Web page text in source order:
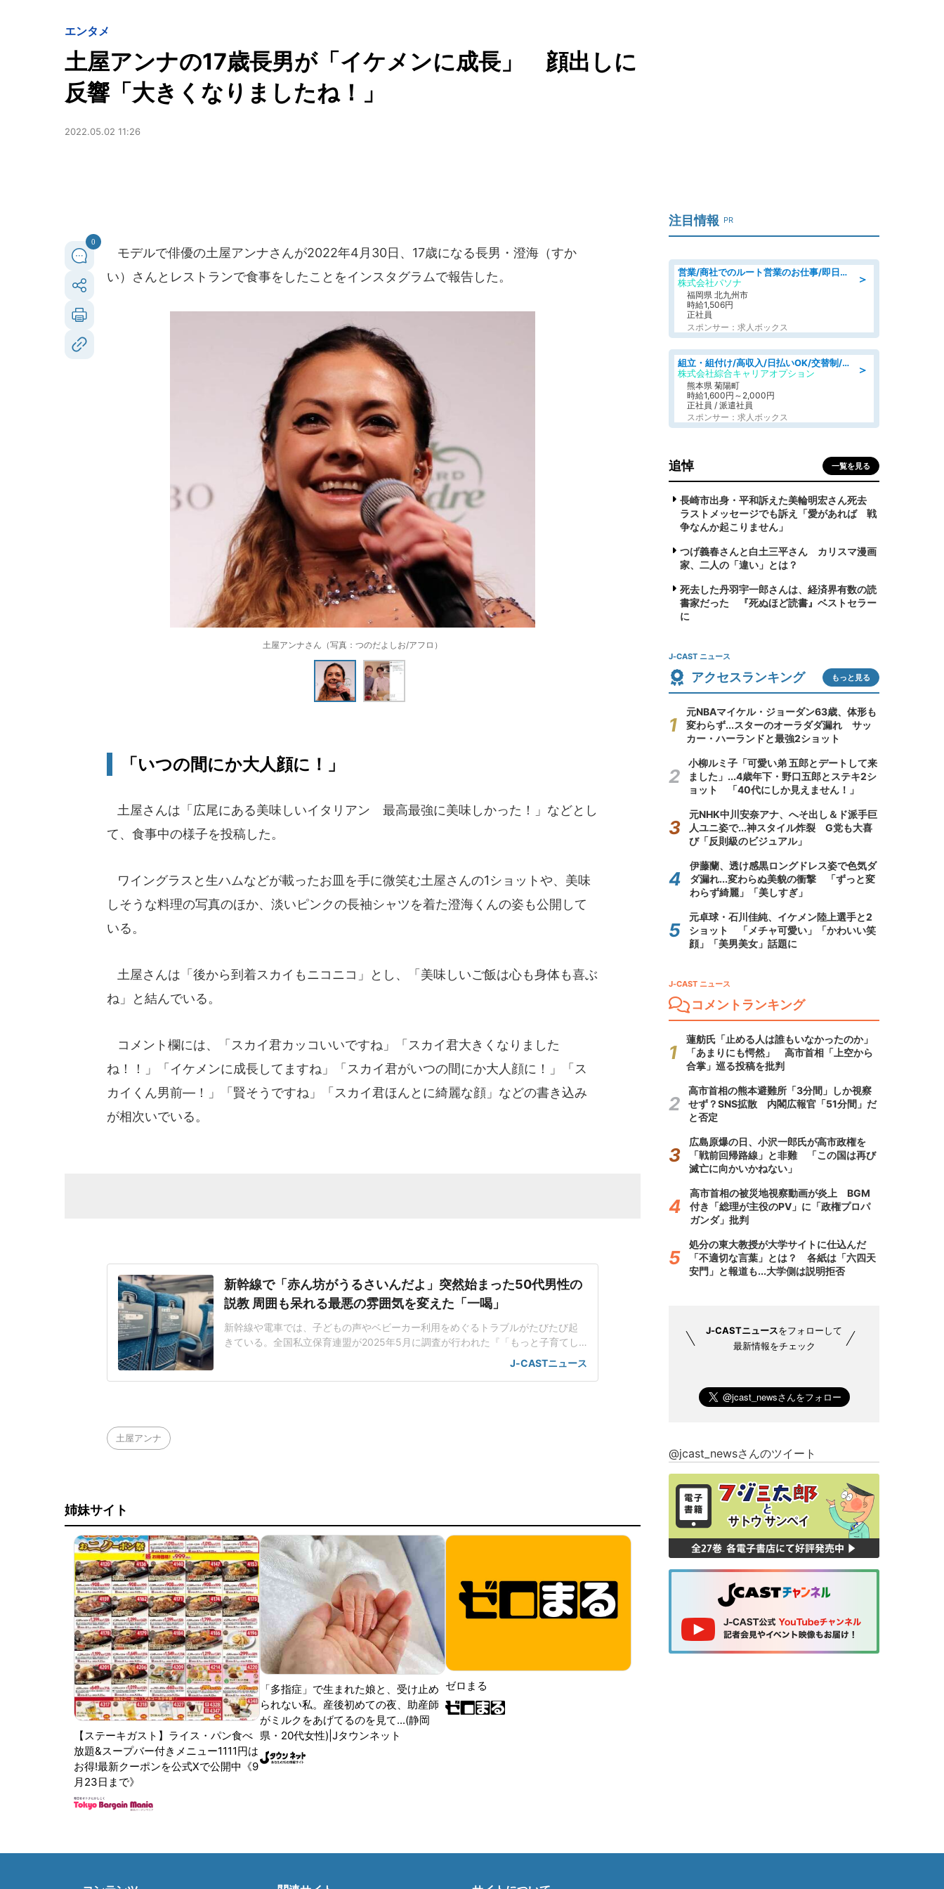
エンタメ
土屋アンナの17歳長男が「イケメンに成長」 顔出しに
反響「大きくなりましたね！」
2022.05.02 11:26
0
モデルで俳優の土屋アンナさんが2022年4月30日、17歳になる長男・澄海（すか
い）さんとレストランで食事をしたことをインスタグラムで報告した。
土屋アンナさん（写真：つのだよしお/アフロ）
「いつの間にか大人顔に！」
土屋さんは「広尾にある美味しいイタリアン 最高最強に美味しかった！」などとし
て、食事中の様子を投稿した。
ワイングラスと生ハムなどが載ったお皿を手に微笑む土屋さんの1ショットや、美味
しそうな料理の写真のほか、淡いピンクの長袖シャツを着た澄海くんの姿も公開して
いる。
土屋さんは「後から到着スカイもニコニコ」とし、「美味しいご飯は心も身体も喜ぶ
ね」と結んでいる。
コメント欄には、「スカイ君カッコいいですね」「スカイ君大きくなりました
ね！！」「イケメンに成長してますね」「スカイ君がいつの間にか大人顔に！」「ス
カイくん男前―！」「賢そうですね」「スカイ君ほんとに綺麗な顔」などの書き込み
が相次いでいる。
新幹線で「赤ん坊がうるさいんだよ」突然始まった50代男性の
説教 周囲も呆れる最悪の雰囲気を変えた「一喝」
新幹線や電車では、子どもの声やベビーカー利用をめぐるトラブルがたびたび起
きている。全国私立保育連盟が2025年5月に調査が行われた『「もっと子育てし
やすい社会へ」アンケート2025』の結果には、「外食、電車、公共の場での子ど
もの泣き声・騒ぎへの冷たい視線や苦情に心が疲弊」「電車の座席やエレベータ
J-CASTニュース
土屋アンナ
姉妹サイト
【ステーキガスト】ライス・パン食べ
放題&スープバー付きメニュー1111円は
お得!最新クーポンを公式Xで公開中《9
月23日まで》
「多指症」で生まれた娘と、受け止め
られない私。産後初めての夜、助産師
がミルクをあげてるのを見て...(静岡
県・20代女性)|Jタウンネット
ゼロまる
注目情報 PR
＞
営業/商社でのルート営業のお仕事/即日勤務可/車通勤可/営業
株式会社パソナ
福岡県 北九州市
時給1,506円
正社員
スポンサー：求人ボックス
＞
組立・組付け/高収入/日払いOK/交替制/20・30・40代活躍中/製造 工場
株式会社綜合キャリアオプション
熊本県 菊陽町
時給1,600円～2,000円
正社員 / 派遣社員
スポンサー：求人ボックス
追悼 一覧を見る
長崎市出身・平和訴えた美輪明宏さん死去
ラストメッセージでも訴え「愛があれば 戦
争なんか起こりません」
つげ義春さんと白土三平さん カリスマ漫画
家、二人の「違い」とは？
死去した丹羽宇一郎さんは、経済界有数の読
書家だった 『死ぬほど読書』ベストセラー
に
J-CAST ニュース
アクセスランキング もっと見る
元NBAマイケル・ジョーダン63歳、体形も
変わらず...スターのオーラダダ漏れ サッ
カー・ハーランドと最強2ショット
小柳ルミ子「可愛い弟 五郎とデートして来
ました」...4歳年下・野口五郎とステキ2シ
ョット 「40代にしか見えません！」
元NHK中川安奈アナ、へそ出し＆ド派手巨
人ユニ姿で...神スタイル炸裂 G党も大喜
び「反則級のビジュアル」
伊藤蘭、透け感黒ロングドレス姿で色気ダ
ダ漏れ...変わらぬ美貌の衝撃 「ずっと変
わらず綺麗」「美しすぎ」
元卓球・石川佳純、イケメン陸上選手と2
ショット 「メチャ可愛い」「かわいい笑
顔」「美男美女」話題に
J-CAST ニュース
コメントランキング
蓮舫氏「止める人は誰もいなかったのか」
「あまりにも愕然」 高市首相「上空から
合掌」巡る投稿を批判
高市首相の熊本避難所「3分間」しか視察
せず？SNS拡散 内閣広報官「51分間」だ
と否定
広島原爆の日、小沢一郎氏が高市政権を
「戦前回帰路線」と非難 「この国は再び
滅亡に向かいかねない」
高市首相の被災地視察動画が炎上 BGM
付き「総理が主役のPV」に「政権プロパ
ガンダ」批判
処分の東大教授が大学サイトに仕込んだ
「不適切な言葉」とは？ 各紙は「六四天
安門」と報道も...大学側は説明拒否
J-CASTニュースをフォローして
最新情報をチェック
@jcast_newsさんのツイート